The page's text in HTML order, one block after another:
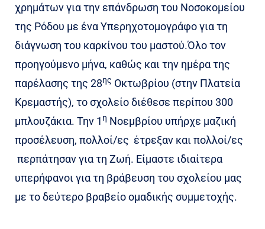
χρημάτων για την επάνδρωση του Νοσοκομείου
της Ρόδου με ένα Υπερηχοτομογράφο για τη
διάγνωση του καρκίνου του μαστού.Όλο τον
προηγούμενο μήνα, καθώς και την ημέρα της
παρέλασης της 28ης Οκτωβρίου (στην Πλατεία
Κρεμαστής), το σχολείο διέθεσε περίπου 300
μπλουζάκια. Την 1 η Νοεμβρίου υπήρχε μαζική
προσέλευση, πολλοί/ες έτρεξαν και πολλοί/ες
περπάτησαν για τη Ζωή. Είμαστε ιδιαίτερα
υπερήφανοι για τη βράβευση του σχολείου μας
με το δεύτερο βραβείο ομαδικής συμμετοχής.